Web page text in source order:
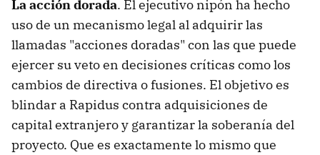
La acción dorada. El ejecutivo nipón ha hecho
uso de un mecanismo legal al adquirir las
llamadas "acciones doradas" con las que puede
ejercer su veto en decisiones críticas como los
cambios de directiva o fusiones. El objetivo es
blindar a Rapidus contra adquisiciones de
capital extranjero y garantizar la soberanía del
proyecto. Que es exactamente lo mismo que